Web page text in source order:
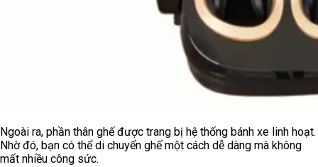
Ngoài ra, phần thân ghế được trang bị hệ thống bánh xe linh hoạt.
Nhờ đó, bạn có thể di chuyển ghế một cách dễ dàng mà không
mất nhiều công sức.